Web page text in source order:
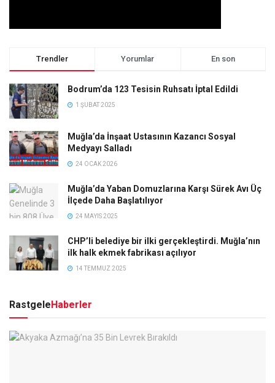
Trendler Yorumlar En son
Bodrum’da 123 Tesisin Ruhsatı İptal Edildi
1 ŞUBAT 2025
Muğla’da İnşaat Ustasının Kazancı Sosyal
Medyayı Salladı
24 OCAK 2026
Muğla’da Yaban Domuzlarına Karşı Sürek Avı Üç
İlçede Daha Başlatılıyor
24 MAYIS 2025
CHP’li belediye bir ilki gerçekleştirdi. Muğla’nın
ilk halk ekmek fabrikası açılıyor
14 TEMMUZ 2025
Rastgele Haberler